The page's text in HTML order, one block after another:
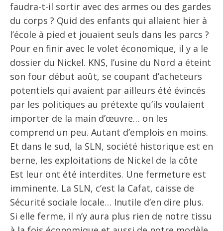
faudra-t-il sortir avec des armes ou des gardes
du corps ? Quid des enfants qui allaient hier à
l’école à pied et jouaient seuls dans les parcs ?
Pour en finir avec le volet économique, il y a le
dossier du Nickel. KNS, l’usine du Nord a éteint
son four début août, se coupant d’acheteurs
potentiels qui avaient par ailleurs été évincés
par les politiques au prétexte qu’ils voulaient
importer de la main d’œuvre… on les
comprend un peu. Autant d’emplois en moins.
Et dans le sud, la SLN, société historique est en
berne, les exploitations de Nickel de la côte
Est leur ont été interdites. Une fermeture est
imminente. La SLN, c’est la Cafat, caisse de
Sécurité sociale locale… Inutile d’en dire plus.
Si elle ferme, il n’y aura plus rien de notre tissu